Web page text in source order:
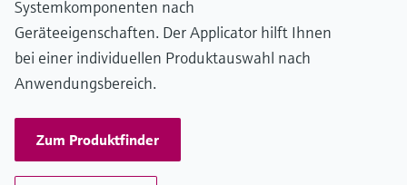
(UNS N06022)
‐ Tri‐Clamp; DN40 DIN 11851, DN50 DIN 11851; DN40 DIN
11864‐1A, DN50 DIN 11864‐1A: 1.4404 (316L)
Systemkomponenten nach
Geräteeigenschaften. Der Applicator hilft Ihnen
bei einer individuellen Produktauswahl nach
Anwendungsbereich.
Zum Produktfinder